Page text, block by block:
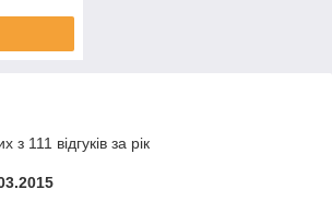
з 111 відгуків за рік